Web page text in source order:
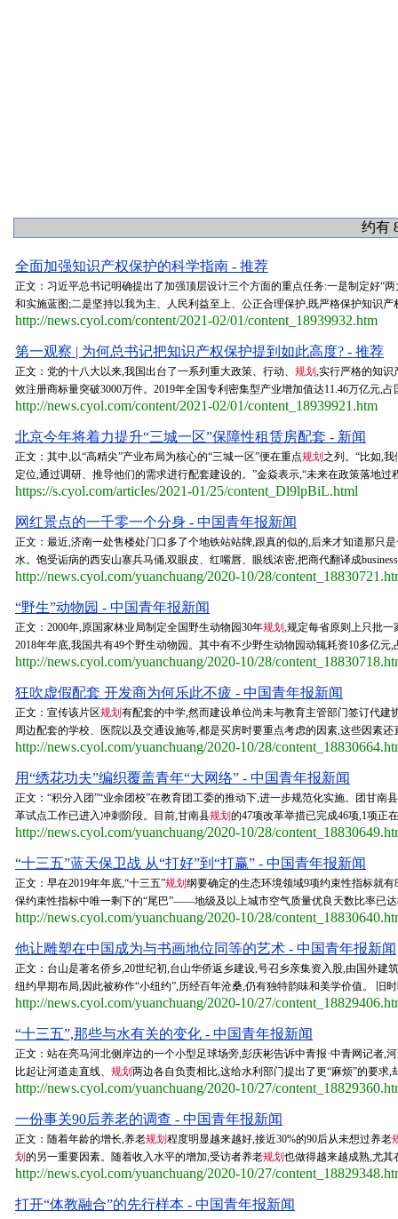
约有
全面加强知识产权保护的科学指南 - 推荐
正文：习近平总书记明确提出了加强顶层设计三个方面的重点任务:一是制定好“两
和实施蓝图;二是坚持以我为主、人民利益至上、公正合理保护,既严格保护知识
http://news.cyol.com/content/2021-02/01/content_18939932.htm
第一观察 | 为何总书记把知识产权保护提到如此高度? - 推荐
正文：党的十八大以来,我国出台了一系列重大政策、行动、 规划 ,实行严格的知识
效注册商标量突破3000万件。2019年全国专利密集型产业增加值达11.46万亿元,
http://news.cyol.com/content/2021-02/01/content_18939921.htm
北京今年将着力提升“三城一区”保障性租赁房配套 - 新闻
正文：其中,以“高精尖”产业布局为核心的“三城一区”便在重点规划 之列。“比如,
定位,通过调研、推导他们的需求进行配套建设的。”金焱表示,“未来在政策落地
https://s.cyol.com/articles/2021-01/25/content_Dl9lpBiL.html
网红景点的一千零一个分身 - 中国青年报新闻
正文：最近,济南一处售楼处门口多了个地铁站站牌,跟真的似的,后来才知道那只
水。饱受诟病的西安山寨兵马俑,双眼皮、红嘴唇、眼线浓密,把商代翻译成
http://news.cyol.com/yuanchuang/2020-10/28/
“野生”动物园 - 中国青年报新闻
正文：2000年,原国家林业局制定全国野生动物园30年规划 ,规定每省原则上只批一
2018年年底,我国共有49个野生动物园。其中有不少野生动物园动辄耗资10多亿
http://news.cyol.com/yuanchuang/2020-10/28/
狂吹虚假配套 开发商为何乐此不疲 - 中国青年报新闻
正文：宣传该片区规划 有配套的中学,然而建设单位尚未与教育主管部门签订代建
周边配套的学校、医院以及交通设施等,都是买房时要重点考虑的因素,这些因素
http://news.cyol.com/yuanchuang/2020-10/28/
用“绣花功夫”编织覆盖青年“大网络” - 中国青年报新闻
正文：“积分入团”“业余团校”在教育团工委的推动下,进一步规范化实施。团甘
革试点工作已进入冲刺阶段。目前,甘南县规划 的47项改革举措已完成46项,1项正
http://news.cyol.com/yuanchuang/2020-10/28/
“十三五”蓝天保卫战 从“打好”到“打赢” - 中国青年报新闻
正文：早在2019年年底,“十三五”规划 纲要确定的生态环境领域9项约束性指标就
保约束性指标中唯一剩下的“尾巴”——地级及以上城市空气质量优良天数比率已达
http://news.cyol.com/yuanchuang/2020-10/28/
他让雕塑在中国成为与书画地位同等的艺术 - 中国青年报新闻
正文：台山是著名侨乡,20世纪初,台山华侨返乡建设,号召乡亲集资入股,由国外建
纽约早期布局,因此被称作“小纽约”,历经百年沧桑,仍有独特韵味和美学价值。 旧
http://news.cyol.com/yuanchuang/2020-10/27/
“十三五”,那些与水有关的变化 - 中国青年报新闻
正文：站在亮马河北侧岸边的一个小型足球场旁,彭庆彬告诉中青报·中青网记者,
比起让河道走直线、 规划 两边各自负责相比,这给水利部门提出了更“麻烦”的要求
http://news.cyol.com/yuanchuang/2020-10/27/
一份事关90后养老的调查 - 中国青年报新闻
正文：随着年龄的增长,养老规划 程度明显越来越好,接近30%的90后从未想过养老
划 的另一重要因素。随着收入水平的增加,受访者养老规划 也做得越来越成熟,尤其
http://news.cyol.com/yuanchuang/2020-10/27/
打开“体教融合”的先行样本 - 中国青年报新闻